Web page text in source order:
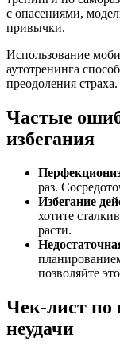
с опасениями,
привычки.
Использование
аутотренинга
преодоления страха.
Частые
избегания
раз.
Избегание
хотите
расти.
позволяйте
Чек-лист по
неудачи